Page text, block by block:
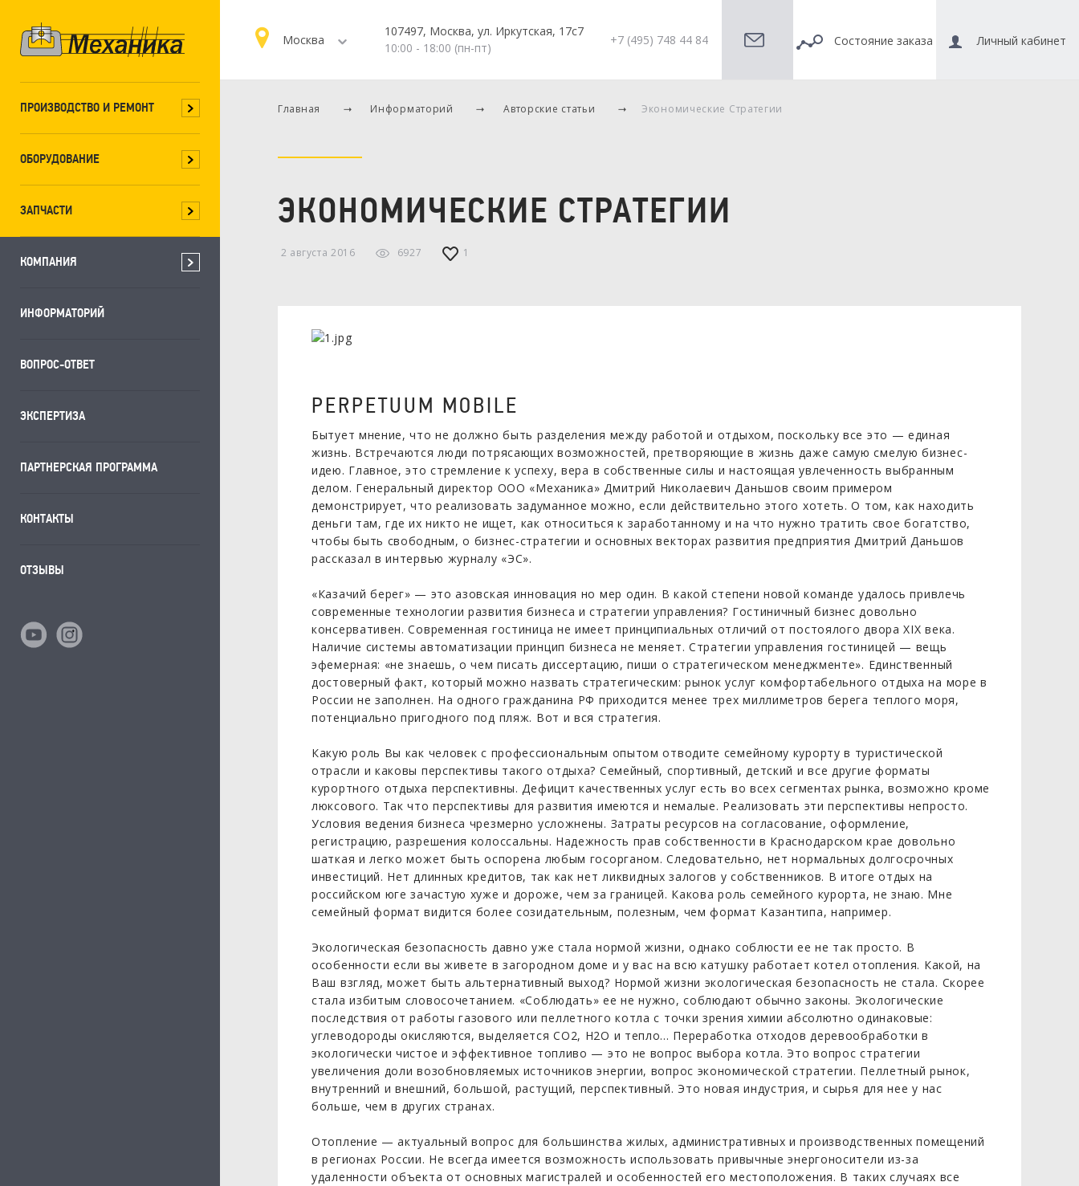
ПРОИЗВОДСТВО И РЕМОНТ
ОБОРУДОВАНИЕ
ЗАПЧАСТИ
КОМПАНИЯ
ИНФОРМАТОРИЙ
ВОПРОС-ОТВЕТ
ЭКСПЕРТИЗА
ПАРТНЕРСКАЯ ПРОГРАММА
КОНТАКТЫ
ОТЗЫВЫ
Москва
107497, Москва, ул. Иркутская, 17с7
10:00 - 18:00 (пн-пт)
+7 (495) 748 44 84 Состояние заказа Личный кабинет
Главная Информаторий Авторские статьи Экономические Стратегии
ЭКОНОМИЧЕСКИЕ СТРАТЕГИИ
2 августа 2016 6927 1
PERPETUUM MOBILE
Бытует мнение, что не должно быть разделения между работой и отдыхом, поскольку все это — единая
жизнь. Встречаются люди потрясающих возможностей, претворяющие в жизнь даже самую смелую бизнес-
идею. Главное, это стремление к успеху, вера в собственные силы и настоящая увлеченность выбранным
делом. Генеральный директор ООО «Механика» Дмитрий Николаевич Даньшов своим примером
демонстрирует, что реализовать задуманное можно, если действительно этого хотеть. О том, как находить
деньги там, где их никто не ищет, как относиться к заработанному и на что нужно тратить свое богатство,
чтобы быть свободным, о бизнес-стратегии и основных векторах развития предприятия Дмитрий Даньшов
рассказал в интервью журналу «ЭС».
«Казачий берег» — это азовская инновация но мер один. В какой степени новой команде удалось привлечь
современные технологии развития бизнеса и стратегии управления? Гостиничный бизнес довольно
консервативен. Современная гостиница не имеет принципиальных отличий от постоялого двора XIX века.
Наличие системы автоматизации принцип бизнеса не меняет. Стратегии управления гостиницей — вещь
эфемерная: «не знаешь, о чем писать диссертацию, пиши о стратегическом менеджменте». Единственный
достоверный факт, который можно назвать стратегическим: рынок услуг комфортабельного отдыха на море в
России не заполнен. На одного гражданина РФ приходится менее трех миллиметров берега теплого моря,
потенциально пригодного под пляж. Вот и вся стратегия.
Какую роль Вы как человек с профессиональным опытом отводите семейному курорту в туристической
отрасли и каковы перспективы такого отдыха? Семейный, спортивный, детский и все другие форматы
курортного отдыха перспективны. Дефицит качественных услуг есть во всех сегментах рынка, возможно кроме
люксового. Так что перспективы для развития имеются и немалые. Реализовать эти перспективы непросто.
Условия ведения бизнеса чрезмерно усложнены. Затраты ресурсов на согласование, оформление,
регистрацию, разрешения колоссальны. Надежность прав собственности в Краснодарском крае довольно
шаткая и легко может быть оспорена любым госорганом. Следовательно, нет нормальных долгосрочных
инвестиций. Нет длинных кредитов, так как нет ликвидных залогов у собственников. В итоге отдых на
российском юге зачастую хуже и дороже, чем за границей. Какова роль семейного курорта, не знаю. Мне
семейный формат видится более созидательным, полезным, чем формат Казантипа, например.
Экологическая безопасность давно уже стала нормой жизни, однако соблюсти ее не так просто. В
особенности если вы живете в загородном доме и у вас на всю катушку работает котел отопления. Какой, на
Ваш взгляд, может быть альтернативный выход? Нормой жизни экологическая безопасность не стала. Скорее
стала избитым словосочетанием. «Соблюдать» ее не нужно, соблюдают обычно законы. Экологические
последствия от работы газового или пеллетного котла с точки зрения химии абсолютно одинаковые:
углеводороды окисляются, выделяется CO2, H2O и тепло... Переработка отходов деревообработки в
экологически чистое и эффективное топливо — это не вопрос выбора котла. Это вопрос стратегии
увеличения доли возобновляемых источников энергии, вопрос экономической стратегии. Пеллетный рынок,
внутренний и внешний, большой, растущий, перспективный. Это новая индустрия, и сырья для нее у нас
больше, чем в других странах.
Отопление — актуальный вопрос для большинства жилых, административных и производственных помещений
в регионах России. Не всегда имеется возможность использовать привычные энергоносители из-за
удаленности объекта от основных магистралей и особенностей его местоположения. В таких случаях все